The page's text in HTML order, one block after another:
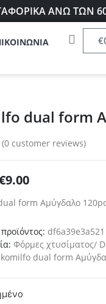
ΑΝΩ ΤΩΝ
€
dual form
(0 customer reviews)
9.00
form Αμύγδαλο
df6a39e3a521
Φόρμες χτυσίματος/
komilfo dual form